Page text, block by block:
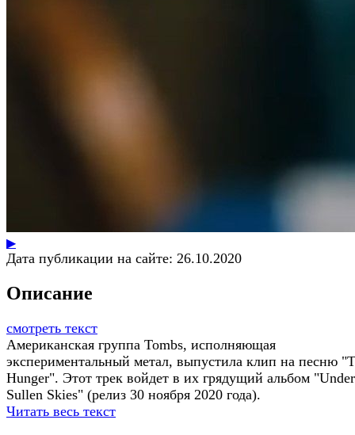
▶
Дата публикации на сайте: 26.10.2020
Описание
смотреть текст
Американская группа Tombs, исполняющая
экспериментальный метал, выпустила клип на песню
Hunger". Этот трек войдет в их грядущий альбом "Under
Sullen Skies" (релиз 30 ноября 2020 года).
Читать весь текст